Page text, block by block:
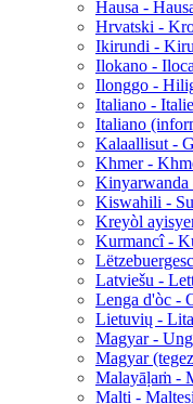
Hausa -
Hrvatski -
Ikirundi -
Ilokano -
Ilonggo -
Italiano -
Italiano
Kalaallisut -
Khmer -
Kinyarwanda
Kiswahili -
Kreyòl
Kurmancî -
Latviešu -
Lenga d'òc -
Lietuvių -
Magyar -
Magyar
Malayāḷaṁ -
Malti -